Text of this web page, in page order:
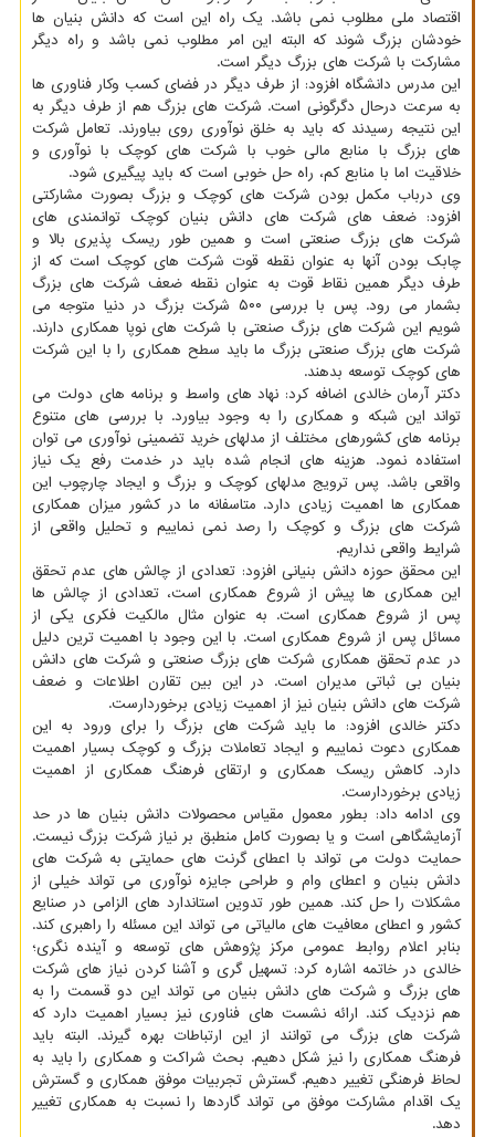
اقتصاد ملی مطلوب نمی باشد. یک راه این است که دانش بنیان ها
خودشان بزرگ شوند که البته این امر مطلوب نمی باشد و راه دیگر
مشارکت با شرکت های بزرگ دیگر است.
این مدرس دانشگاه افزود: از طرف دیگر در فضای کسب وکار فناوری ها
به سرعت درحال دگرگونی است. شرکت های بزرگ هم از طرف دیگر به
این نتیجه رسیدند که باید به خلق نوآوری روی بیاورند. تعامل شرکت
های بزرگ با منابع مالی خوب با شرکت های کوچک با نوآوری و
خلاقیت اما با منابع کم، راه حل خوبی است که باید پیگیری شود.
وی درباب مکمل بودن شرکت های کوچک و بزرگ بصورت مشارکتی
افزود: ضعف های شرکت های دانش بنیان کوچک توانمندی های
شرکت های بزرگ صنعتی است و همین طور ریسک پذیری بالا و
چابک بودن آنها به عنوان نقطه قوت شرکت های کوچک است که از
طرف دیگر همین نقاط قوت به عنوان نقطه ضعف شرکت های بزرگ
بشمار می رود. پس با بررسی ۵۰۰ شرکت بزرگ در دنیا متوجه می
شویم این شرکت های بزرگ صنعتی با شرکت های نوپا همکاری دارند.
شرکت های بزرگ صنعتی بزرگ ما باید سطح همکاری را با این شرکت
های کوچک توسعه بدهند.
دکتر آرمان خالدی اضافه کرد: نهاد های واسط و برنامه های دولت می
تواند این شبکه و همکاری را به وجود بیاورد. با بررسی های متنوع
برنامه های کشورهای مختلف از مدلهای خرید تضمینی نوآوری می توان
استفاده نمود. هزینه های انجام شده باید در خدمت رفع یک نیاز
واقعی باشد. پس ترویج مدلهای کوچک و بزرگ و ایجاد چارچوب این
همکاری ها اهمیت زیادی دارد. متاسفانه ما در کشور میزان همکاری
شرکت های بزرگ و کوچک را رصد نمی نماییم و تحلیل واقعی از
شرایط واقعی نداریم.
این محقق حوزه دانش بنیانی افزود: تعدادی از چالش های عدم تحقق
این همکاری ها پیش از شروع همکاری است، تعدادی از چالش ها
پس از شروع همکاری است. به عنوان مثال مالکیت فکری یکی از
مسائل پس از شروع همکاری است. با این وجود با اهمیت ترین دلیل
در عدم تحقق همکاری شرکت های بزرگ صنعتی و شرکت های دانش
بنیان بی ثباتی مدیران است. در این بین تقارن اطلاعات و ضعف
شرکت های دانش بنیان نیز از اهمیت زیادی برخوردارست.
دکتر خالدی افزود: ما باید شرکت های بزرگ را برای ورود به این
همکاری دعوت نماییم و ایجاد تعاملات بزرگ و کوچک بسیار اهمیت
دارد. کاهش ریسک همکاری و ارتقای فرهنگ همکاری از اهمیت
زیادی برخوردارست.
وی ادامه داد: بطور معمول مقیاس محصولات دانش بنیان ها در حد
آزمایشگاهی است و یا بصورت کامل منطبق بر نیاز شرکت بزرگ نیست.
حمایت دولت می تواند با اعطای گرنت های حمایتی به شرکت های
دانش بنیان و اعطای وام و طراحی جایزه نوآوری می تواند خیلی از
مشکلات را حل کند. همین طور تدوین استاندارد های الزامی در صنایع
کشور و اعطای معافیت های مالیاتی می تواند این مسئله را راهبری کند.
بنابر اعلام روابط عمومی مرکز پژوهش های توسعه و آینده نگری؛
خالدی در خاتمه اشاره کرد: تسهیل گری و آشنا کردن نیاز های شرکت
های بزرگ و شرکت های دانش بنیان می تواند این دو قسمت را به
هم نزدیک کند. ارائه نشست های فناوری نیز بسیار اهمیت دارد که
شرکت های بزرگ می توانند از این ارتباطات بهره گیرند. البته باید
فرهنگ همکاری را نیز شکل دهیم. بحث شراکت و همکاری را باید به
لحاظ فرهنگی تغییر دهیم. گسترش تجربیات موفق همکاری و گسترش
یک اقدام مشارکت موفق می تواند گاردها را نسبت به همکاری تغییر
دهد.